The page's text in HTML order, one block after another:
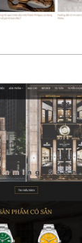
THỰC TẾ
47308